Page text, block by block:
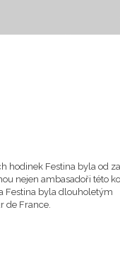
hodinek Festina byla od
nejen ambasadoři této
Festina byla dlouholetým
de France.